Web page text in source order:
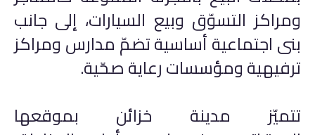
ومراكز التسوّق وبيع السيارات، إلى جانب
بنى اجتماعية أساسية تضمّ مدارس ومراكز
ترفيهية ومؤسسات رعاية صحّية.
تتميّز مدينة خزائن بموقعها